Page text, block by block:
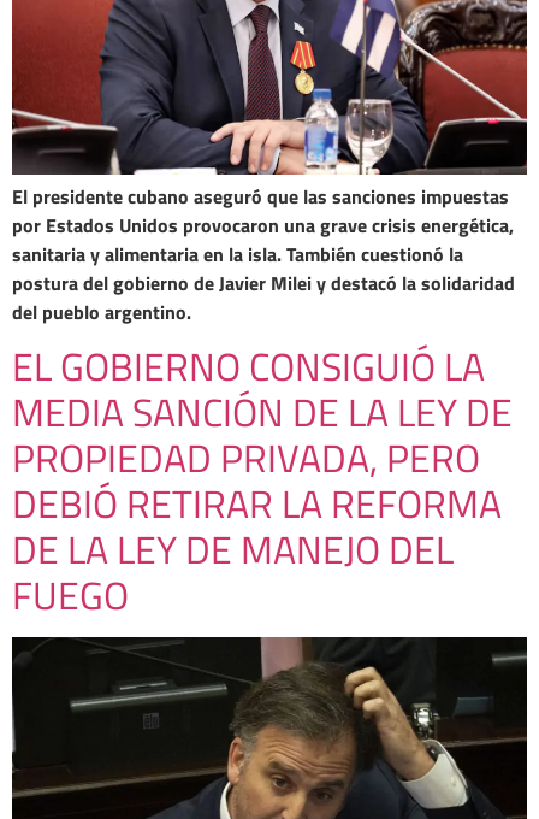
El presidente cubano aseguró que las sanciones impuestas
por Estados Unidos provocaron una grave crisis energética,
sanitaria y alimentaria en la isla. También cuestionó la
postura del gobierno de Javier Milei y destacó la solidaridad
del pueblo argentino.
EL GOBIERNO CONSIGUIÓ LA
MEDIA SANCIÓN DE LA LEY DE
PROPIEDAD PRIVADA, PERO
DEBIÓ RETIRAR LA REFORMA
DE LA LEY DE MANEJO DEL
FUEGO